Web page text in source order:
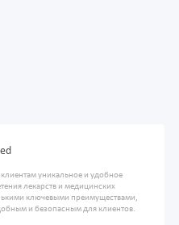
уникальное и удобное
лекарств и медицинских
ключевыми преимуществами,
и безопасным для клиентов.